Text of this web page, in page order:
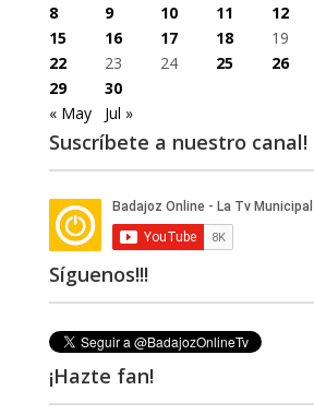
8
9 10 11 12
15
16 17 18 19
22
23 24 25 26
29
30
« May
Jul »
Suscríbete a nuestro canal!
Síguenos!!!
¡Hazte fan!